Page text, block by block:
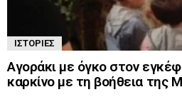
ΙΣΤΟΡΊΕΣ
Αγοράκι με όγκο στον
καρκίνο με τη βοήθεια της